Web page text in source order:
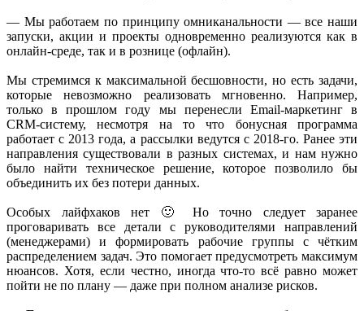
— Мы работаем по принципу омниканальности — все наши
запуски, акции и проекты одновременно реализуются как в
онлайн-среде, так и в рознице (офлайн).
Мы стремимся к максимальной бесшовности, но есть задачи,
которые невозможно реализовать мгновенно. Например,
только в прошлом году мы перенесли Email-маркетинг в
CRM-систему, несмотря на то что бонусная программа
работает с 2013 года, а рассылки ведутся с 2018-го. Ранее эти
направления существовали в разных системах, и нам нужно
было найти техническое решение, которое позволило бы
объединить их без потери данных.
Особых лайфхаков нет 🙂 Но точно следует заранее
проговаривать все детали с руководителями направлений
(менеджерами) и формировать рабочие группы с чётким
распределением задач. Это помогает предусмотреть максимум
нюансов. Хотя, если честно, иногда что-то всё равно может
пойти не по плану — даже при полном анализе рисков.